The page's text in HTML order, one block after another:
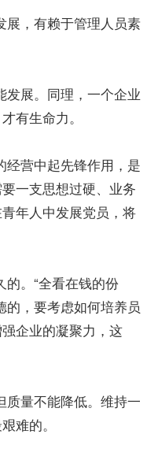
展，有赖于管理人员素
发展。同理，一个企业
有生命力。
经营中起先锋作用，是
一支思想过硬、业务
年人中发展党员，将
。“全看在钱的份
的，要考虑如何培养员
企业的凝聚力，这
质量不能降低。维持一
难的。